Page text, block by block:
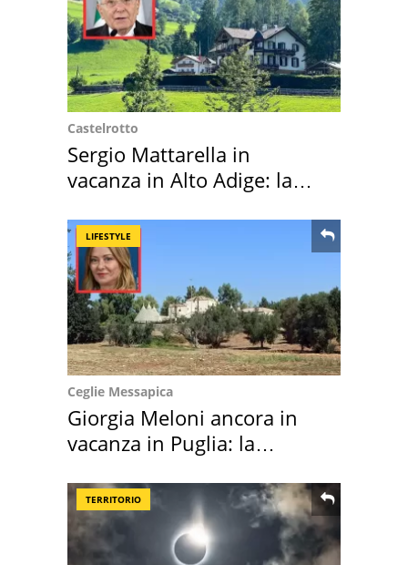
Castelrotto
Sergio Mattarella in
vacanza in Alto Adige: la
LIFESTYLE
Ceglie Messapica
Giorgia Meloni ancora in
vacanza in Puglia: la
TERRITORIO